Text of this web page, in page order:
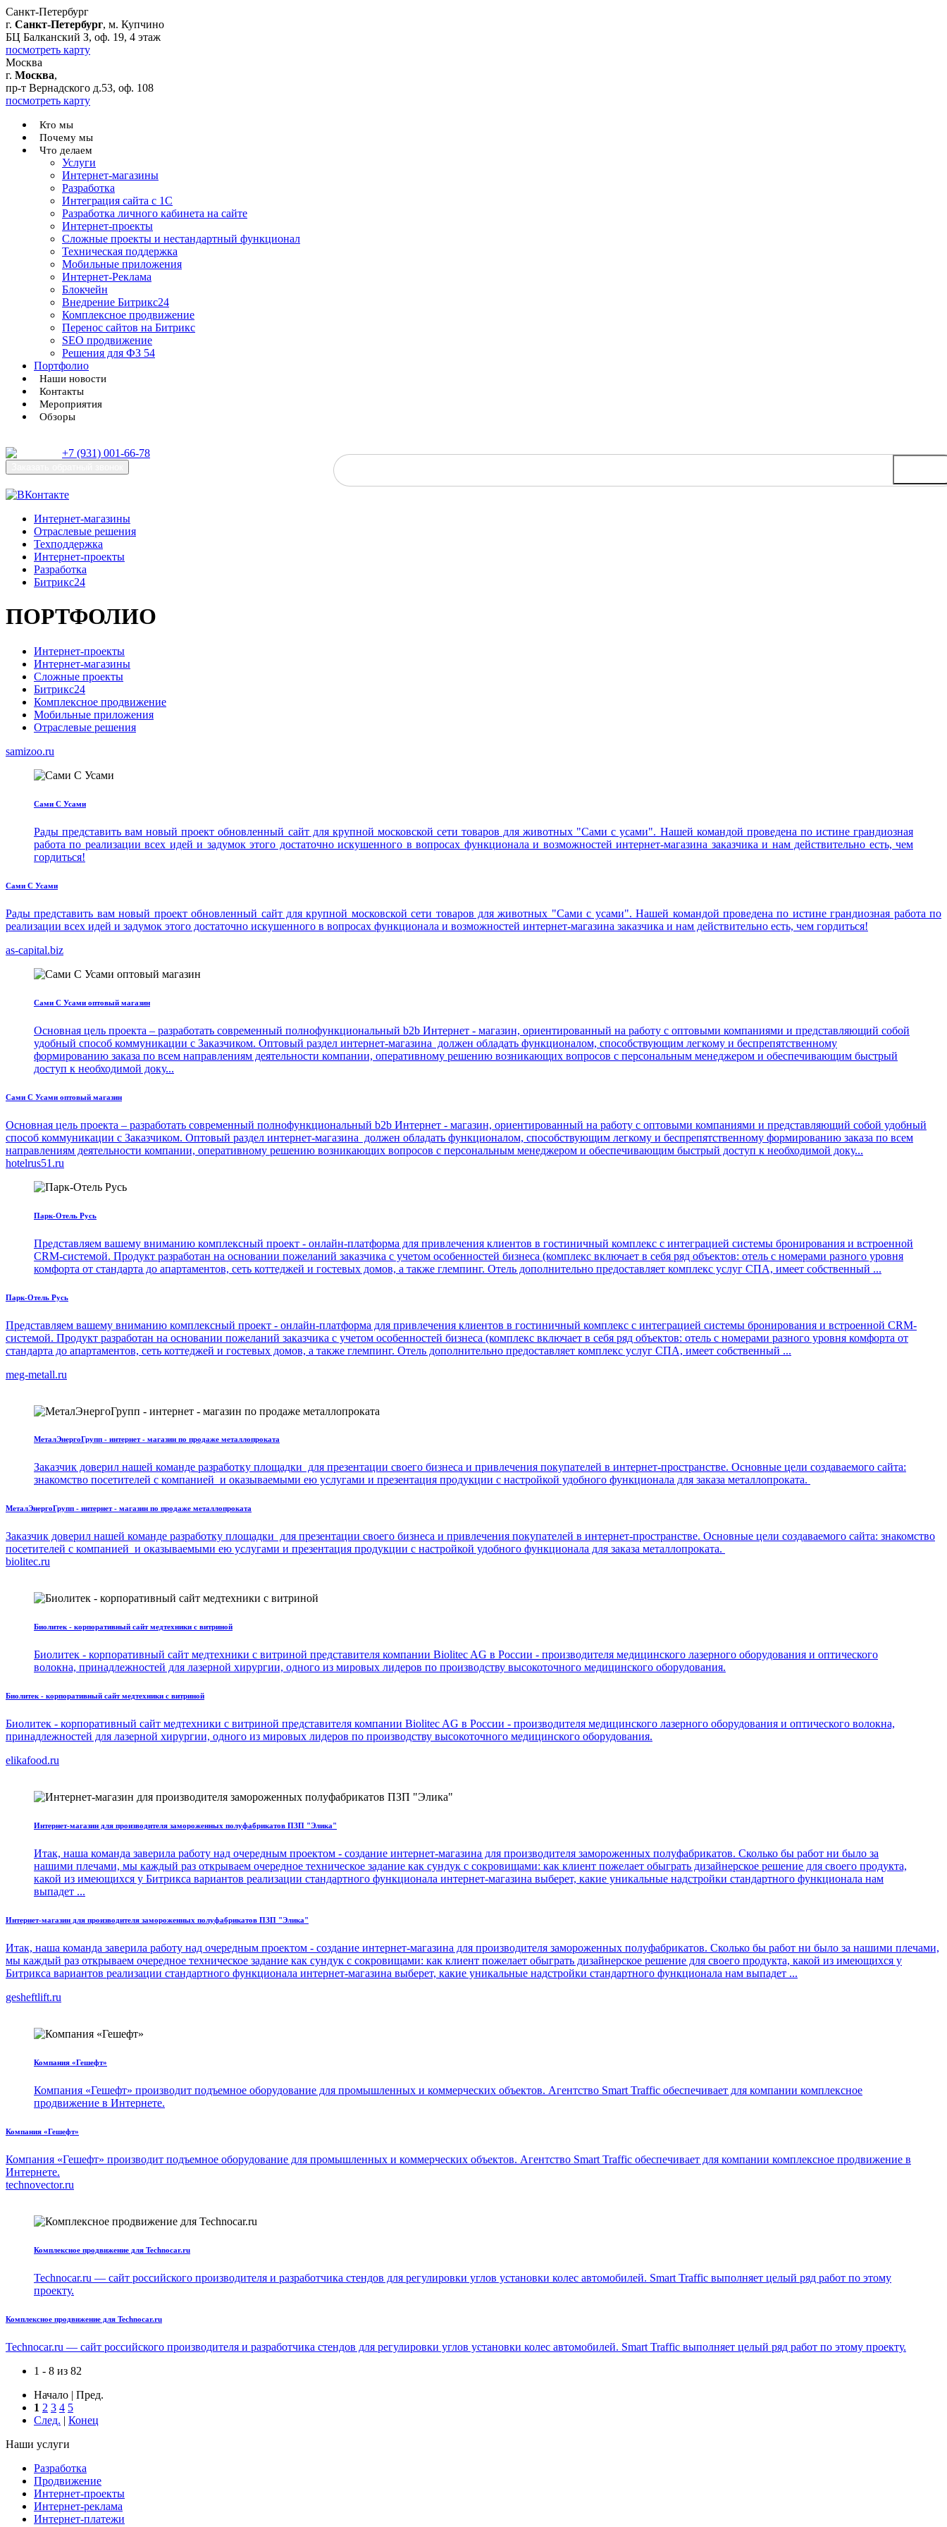
Санкт-Петербург
г. Санкт-Петербург, м. Купчино
БЦ Балканский З, оф. 19, 4 этаж
посмотреть карту
Москва
г. Москва,
пр-т Вернадского д.53, оф. 108
посмотреть карту
Кто мы
Почему мы
Что делаем
Услуги
Интернет-магазины
Разработка
Интеграция сайта с 1С
Разработка личного кабинета на сайте
Интернет-проекты
Сложные проекты и нестандартный функционал
Teхническая поддержка
Мобильные приложения
Интернет-Реклама
Блокчейн
Внедрение Битрикс24
Комплексное продвижение
Перенос сайтов на Битрикс
SEO продвижение
Решения для ФЗ 54
Портфолио
Наши новости
Контакты
Мероприятия
Обзоры
+7 (931) 001-66-78
Интернет-магазины
Отраслевые решения
Техподдержка
Интернет-проекты
Разработка
Битрикс24
ПОРТФОЛИО
Интернет-проекты
Интернет-магазины
Сложные проекты
Битрикс24
Комплексное продвижение
Мобильные приложения
Отраслевые решения
samizoo.ru
Сами С Усами
Рады представить вам новый проект обновленный сайт для крупной московской сети товаров для животных "Сами с усами". Нашей командой проведена по истине грандиозная
работа по реализации всех идей и задумок этого достаточно искушенного в вопросах функционала и возможностей интернет-магазина заказчика и нам действительно есть, чем
гордиться!
Сами С Усами
Рады представить вам новый проект обновленный сайт для крупной московской сети товаров для животных "Сами с усами". Нашей командой проведена по истине грандиозная работа по
реализации всех идей и задумок этого достаточно искушенного в вопросах функционала и возможностей интернет-магазина заказчика и нам действительно есть, чем гордиться!
as-capital.biz
Сами С Усами оптовый магазин
Основная цель проекта – разработать современный полнофункциональный b2b Интернет - магазин, ориентированный на работу с оптовыми компаниями и представляющий собой
удобный способ коммуникации с Заказчиком. Оптовый раздел интернет-магазина должен обладать функционалом, способствующим легкому и беспрепятственному
формированию заказа по всем направлениям деятельности компании, оперативному решению возникающих вопросов с персональным менеджером и обеспечивающим быстрый
доступ к необходимой доку...
Сами С Усами оптовый магазин
Основная цель проекта – разработать современный полнофункциональный b2b Интернет - магазин, ориентированный на работу с оптовыми компаниями и представляющий собой удобный
способ коммуникации с Заказчиком. Оптовый раздел интернет-магазина должен обладать функционалом, способствующим легкому и беспрепятственному формированию заказа по всем
направлениям деятельности компании, оперативному решению возникающих вопросов с персональным менеджером и обеспечивающим быстрый доступ к необходимой доку...
hotelrus51.ru
Парк-Отель Русь
Представляем вашему вниманию комплексный проект - онлайн-платформа для привлечения клиентов в гостиничный комплекс с интеграцией системы бронирования и встроенной
CRM-системой. Продукт разработан на основании пожеланий заказчика с учетом особенностей бизнеса (комплекс включает в себя ряд объектов: отель с номерами разного уровня
комфорта от стандарта до апартаментов, сеть коттеджей и гостевых домов, а также глемпинг. Отель дополнительно предоставляет комплекс услуг СПА, имеет собственный ...
Парк-Отель Русь
Представляем вашему вниманию комплексный проект - онлайн-платформа для привлечения клиентов в гостиничный комплекс с интеграцией системы бронирования и встроенной CRM-
системой. Продукт разработан на основании пожеланий заказчика с учетом особенностей бизнеса (комплекс включает в себя ряд объектов: отель с номерами разного уровня комфорта от
стандарта до апартаментов, сеть коттеджей и гостевых домов, а также глемпинг. Отель дополнительно предоставляет комплекс услуг СПА, имеет собственный ...
meg-metall.ru
МеталЭнергоГрупп - интернет - магазин по продаже металлопроката
Заказчик доверил нашей команде разработку площадки для презентации своего бизнеса и привлечения покупателей в интернет-пространстве. Основные цели создаваемого сайта:
знакомство посетителей с компанией и оказываемыми ею услугами и презентация продукции с настройкой удобного функционала для заказа металлопроката.
МеталЭнергоГрупп - интернет - магазин по продаже металлопроката
Заказчик доверил нашей команде разработку площадки для презентации своего бизнеса и привлечения покупателей в интернет-пространстве. Основные цели создаваемого сайта: знакомство
посетителей с компанией и оказываемыми ею услугами и презентация продукции с настройкой удобного функционала для заказа металлопроката.
biolitec.ru
Биолитек - корпоративный сайт медтехники с витриной
Биолитек - корпоративный сайт медтехники с витриной представителя компании Biolitec AG в России - производителя медицинского лазерного оборудования и оптического
волокна, принадлежностей для лазерной хирургии, одного из мировых лидеров по производству высокоточного медицинского оборудования.
Биолитек - корпоративный сайт медтехники с витриной
Биолитек - корпоративный сайт медтехники с витриной представителя компании Biolitec AG в России - производителя медицинского лазерного оборудования и оптического волокна,
принадлежностей для лазерной хирургии, одного из мировых лидеров по производству высокоточного медицинского оборудования.
elikafood.ru
Интернет-магазин для производителя замороженных полуфабрикатов ПЗП "Элика"
Итак, наша команда заверила работу над очередным проектом - создание интернет-магазина для производителя замороженных полуфабрикатов. Сколько бы работ ни было за
нашими плечами, мы каждый раз открываем очередное техническое задание как сундук с сокровищами: как клиент пожелает обыграть дизайнерское решение для своего продукта,
какой из имеющихся у Битрикса вариантов реализации стандартного функционала интернет-магазина выберет, какие уникальные надстройки стандартного функционала нам
выпадет ...
Интернет-магазин для производителя замороженных полуфабрикатов ПЗП "Элика"
Итак, наша команда заверила работу над очередным проектом - создание интернет-магазина для производителя замороженных полуфабрикатов. Сколько бы работ ни было за нашими плечами,
мы каждый раз открываем очередное техническое задание как сундук с сокровищами: как клиент пожелает обыграть дизайнерское решение для своего продукта, какой из имеющихся у
Битрикса вариантов реализации стандартного функционала интернет-магазина выберет, какие уникальные надстройки стандартного функционала нам выпадет ...
gesheftlift.ru
Компания «Гешефт»
Компания «Гешефт» производит подъемное оборудование для промышленных и коммерческих объектов. Агентство Smart Traffic обеспечивает для компании комплексное
продвижение в Интернете.
Компания «Гешефт»
Компания «Гешефт» производит подъемное оборудование для промышленных и коммерческих объектов. Агентство Smart Traffic обеспечивает для компании комплексное продвижение в
Интернете.
technovector.ru
Комплексное продвижение для Technocar.ru
Technocar.ru — сайт российского производителя и разработчика стендов для регулировки углов установки колес автомобилей. Smart Traffic выполняет целый ряд работ по этому
проекту.
Комплексное продвижение для Technocar.ru
Technocar.ru — сайт российского производителя и разработчика стендов для регулировки углов установки колес автомобилей. Smart Traffic выполняет целый ряд работ по этому проекту.
1 - 8 из 82
Начало | Пред.
1 2 3 4 5
След. | Конец
Наши услуги
Разработка
Продвижение
Интернет-проекты
Интернет-реклама
Интернет-платежи